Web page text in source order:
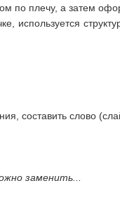
по плечу, а затем
используется
составить слово
заменить...